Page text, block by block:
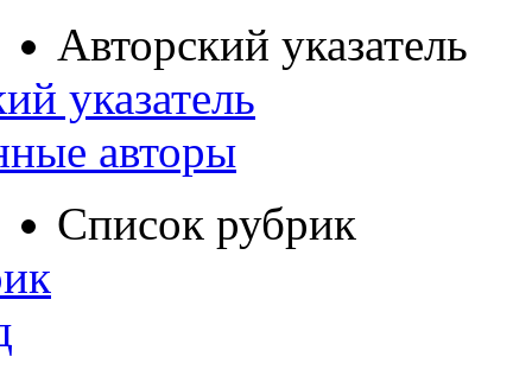
Авторский указатель
указатель
авторы
Список рубрик